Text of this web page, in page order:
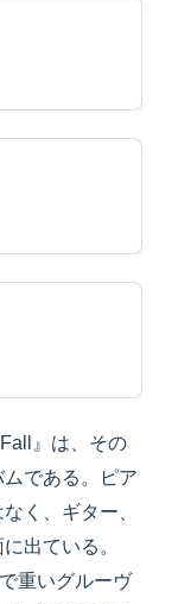
』は、その
である。ピア
く、ギター、
出ている。
重いグルーヴ